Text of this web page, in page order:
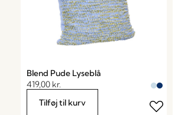
Blend Pude Lyseblå
419,00 kr.
Tilføj til kurv